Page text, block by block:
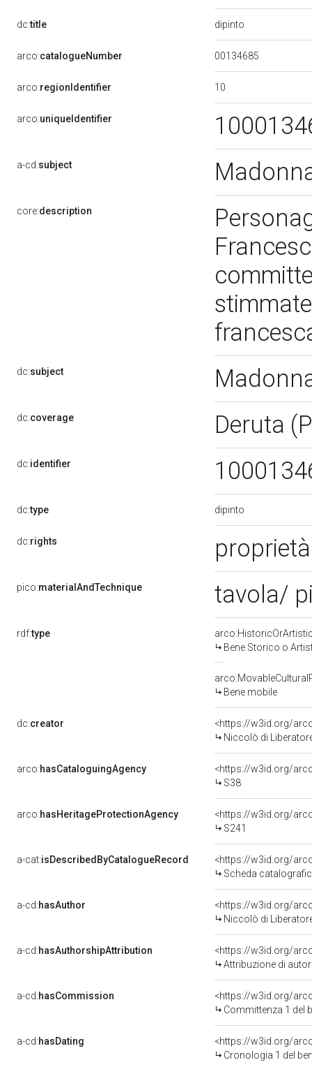
dc:title dipinto
arco:catalogueNumber 00134685
arco:regionIdentifier 10
arco:uniqueIdentifier
a-cd:subject
core:description
dc:subject
dc:coverage Deruta
dc:identifier
dc:type dipinto
dc:rights
pico:materialAndTechnique tavola/
rdf:type
Bene Storico o
Bene mobile
dc:creator
<https://w3id.org/
Niccolò di
arco:hasCataloguingAgency
<https://w3id.org/
S38
arco:hasHeritageProtectionAgency
<https://w3id.org/
S241
a-cat:isDescribedByCatalogueRecord
<https://w3id.org/
Scheda
a-cd:hasAuthor
<https://w3id.org/
Niccolò di
a-cd:hasAuthorshipAttribution
<https://w3id.org/
Attribuzione di
a-cd:hasCommission
<https://w3id.org/
Committenza 1 del
a-cd:hasDating
<https://w3id.org/
Cronologia 1 del